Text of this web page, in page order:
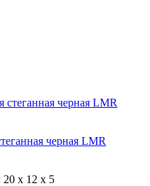
черная LMR
20 x 12 x 5